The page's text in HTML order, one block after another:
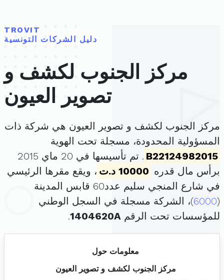
TROVIT
دليل الشركات التونسية
مركز الجنوب لكشف و
تصوير العيون
مركز الجنوب لكشف و تصوير العيون هي شركة ذات
المسؤولية المحدودة، مسجلة تحت الهوية
B22124982015
. تم تأسيسها في 20 ماي 2015
برأس مال قدره 10000 د.ت
، ويقع مقرها الرئيسي
في شارع المنجي سليم عدد60 قابس المدينة
(
6000)، الشركة مسجلة في السجل الوطني
للمؤسسات تحت الرقم 1404620A
.
معلومات حول
مركز الجنوب لكشف و تصوير العيون